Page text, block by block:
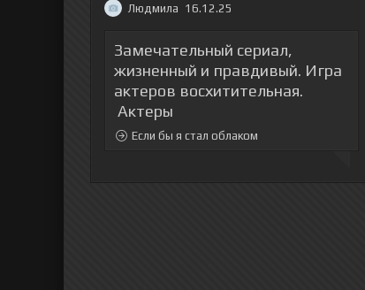
Людмила 16.12.25
Замечательный сериал,
жизненный и правдивый. Игра
актеров восхитительная.
Актеры
Если бы я стал облаком